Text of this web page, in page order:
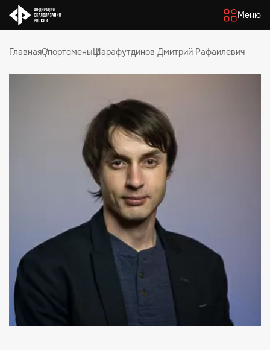
Меню
ГлавнаяСпортсменыШарафутдинов Дмитрий Рафаилевич